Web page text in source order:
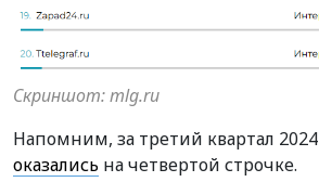
Скриншот: mlg.ru
Напомним, за третий квартал
оказались на четвертой строчке.